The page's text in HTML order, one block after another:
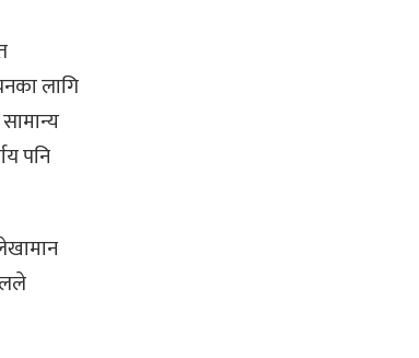
लागि
पनि